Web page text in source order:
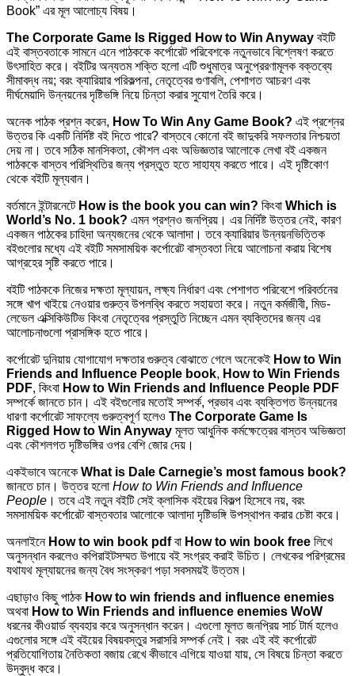
Book” এর মূল আলোচ্য বিষয়।
The Corporate Game Is Rigged How to Win Anyway বইটি
এই বাস্তবতাকে সামনে এনে পাঠককে কর্পোরেট পরিবেশকে নতুনভাবে বিশ্লেষণ করতে
উৎসাহিত করে। বইটির অন্যতম শক্তি হলো এটি শুধুমাত্র অনুপ্রেরণামূলক বক্তব্যে
সীমাবদ্ধ নয়; বরং ক্যারিয়ার পরিকল্পনা, নেতৃত্বের গুণাবলি, পেশাগত আচরণ এবং
দীর্ঘমেয়াদি উন্নয়নের দৃষ্টিভঙ্গি নিয়ে চিন্তা করার সুযোগ তৈরি করে।
অনেক পাঠক প্রশ্ন করেন, How To Win Any Game Book? এই প্রশ্নের
উত্তর কি একটি নির্দিষ্ট বই দিতে পারে? বাস্তবে কোনো বই জাদুকরি সফলতার নিশ্চয়তা
দেয় না। তবে সঠিক মানসিকতা, কৌশল এবং অভিজ্ঞতার আলোকে লেখা বই একজন
পাঠককে বাস্তব পরিস্থিতির জন্য প্রস্তুত হতে সাহায্য করতে পারে। এই দৃষ্টিকোণ
থেকে বইটি মূল্যবান।
বর্তমানে ইন্টারনেটে How is the book you can win? কিংবা Which is
World’s No. 1 book? এমন প্রশ্নও জনপ্রিয়। এর নির্দিষ্ট উত্তর নেই, কারণ
একজন পাঠকের চাহিদা অন্যজনের থেকে আলাদা। তবে ক্যারিয়ার উন্নয়নভিত্তিক
বইগুলোর মধ্যে এই বইটি সমসাময়িক কর্পোরেট বাস্তবতা নিয়ে আলোচনা করায় বিশেষ
আগ্রহের সৃষ্টি করতে পারে।
বইটি পাঠককে নিজের দক্ষতা মূল্যায়ন, লক্ষ্য নির্ধারণ এবং পেশাগত পরিবেশে পরিবর্তনের
সঙ্গে খাপ খাইয়ে নেওয়ার গুরুত্ব উপলব্ধি করতে সহায়তা করে। নতুন কর্মজীবী, মিড-
লেভেল এক্সিকিউটিভ কিংবা নেতৃত্বের প্রস্তুতি নিচ্ছেন এমন ব্যক্তিদের জন্য এর
আলোচনাগুলো প্রাসঙ্গিক হতে পারে।
কর্পোরেট দুনিয়ায় যোগাযোগ দক্ষতার গুরুত্ব বোঝাতে গেলে অনেকেই How to Win
Friends and Influence People book, How to Win Friends
PDF, কিংবা How to Win Friends and Influence People PDF
সম্পর্কে জানতে চান। এই বইগুলোর মতোই সম্পর্ক, প্রভাব এবং ব্যক্তিগত উন্নয়নের
ধারণা কর্পোরেট সাফল্যে গুরুত্বপূর্ণ হলেও The Corporate Game Is
Rigged How to Win Anyway মূলত আধুনিক কর্মক্ষেত্রের বাস্তব অভিজ্ঞতা
এবং কৌশলগত দৃষ্টিভঙ্গির ওপর বেশি জোর দেয়।
একইভাবে অনেকে What is Dale Carnegie’s most famous book?
জানতে চান। উত্তর হলো How to Win Friends and Influence
People । তবে এই নতুন বইটি সেই ক্লাসিক বইয়ের বিকল্প হিসেবে নয়, বরং
সমসাময়িক কর্পোরেট বাস্তবতার আলোকে আলাদা দৃষ্টিভঙ্গি উপস্থাপন করার চেষ্টা করে।
অনলাইনে How to win book pdfবা How to win book free লিখে
অনুসন্ধান করলেও কপিরাইটসম্মত উপায়ে বই সংগ্রহ করাই উচিত। লেখকের পরিশ্রমের
যথাযথ মূল্যায়নের জন্য বৈধ সংস্করণ পড়া সবসময়ই উত্তম।
এছাড়াও কিছু পাঠক How to win friends and influence enemies
অথবা How to Win Friends and influence enemies WoW
ধরনের কীওয়ার্ড ব্যবহার করে অনুসন্ধান করেন। এগুলো মূলত জনপ্রিয় সার্চ টার্ম হলেও
এগুলোর সঙ্গে এই বইয়ের বিষয়বস্তুর সরাসরি সম্পর্ক নেই। বরং এই বই কর্পোরেট
প্রতিযোগিতায় নৈতিকতা বজায় রেখে কীভাবে এগিয়ে যাওয়া যায়, সে বিষয়ে চিন্তা করতে
উদ্বুদ্ধ করে।